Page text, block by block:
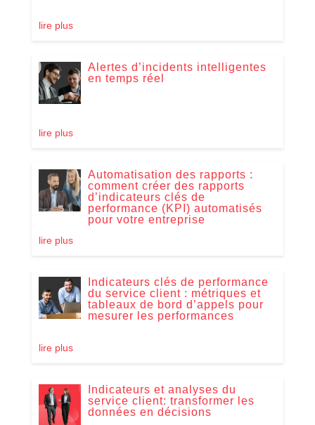
lire plus
Alertes d’incidents intelligentes
en temps réel
lire plus
Automatisation des rapports :
comment créer des rapports
d’indicateurs clés de
performance (KPI) automatisés
pour votre entreprise
lire plus
Indicateurs clés de performance
du service client : métriques et
tableaux de bord d’appels pour
mesurer les performances
lire plus
Indicateurs et analyses du
service client: transformer les
données en décisions